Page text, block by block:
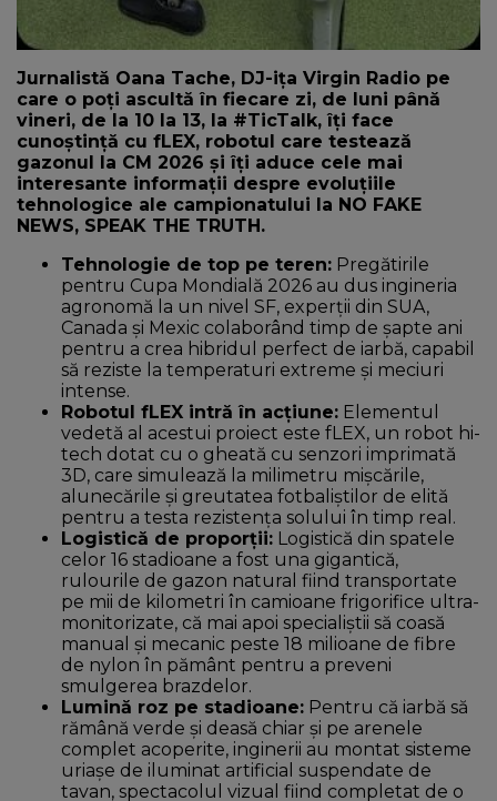
Jurnalistă Oana Tache, DJ-ița Virgin Radio pe
care o poți ascultă în fiecare zi, de luni până
vineri, de la 10 la 13, la #TicTalk, îți face
cunoștință cu fLEX, robotul care testează
gazonul la CM 2026 și îți aduce cele mai
interesante informații despre evoluțiile
tehnologice ale campionatului la NO FAKE
NEWS, SPEAK THE TRUTH.
Tehnologie de top pe teren: Pregătirile
pentru Cupa Mondială 2026 au dus ingineria
agronomă la un nivel SF, experții din SUA,
Canada și Mexic colaborând timp de șapte ani
pentru a crea hibridul perfect de iarbă, capabil
să reziste la temperaturi extreme și meciuri
intense.
Robotul fLEX intră în acțiune: Elementul
vedetă al acestui proiect este fLEX, un robot hi-
tech dotat cu o gheată cu senzori imprimată
3D, care simulează la milimetru mișcările,
alunecările și greutatea fotbaliștilor de elită
pentru a testa rezistența solului în timp real.
Logistică de proporții: Logistică din spatele
celor 16 stadioane a fost una gigantică,
rulourile de gazon natural fiind transportate
pe mii de kilometri în camioane frigorifice ultra-
monitorizate, că mai apoi specialiștii să coasă
manual și mecanic peste 18 milioane de fibre
de nylon în pământ pentru a preveni
smulgerea brazdelor.
Lumină roz pe stadioane: Pentru că iarbă să
rămână verde și deasă chiar și pe arenele
complet acoperite, inginerii au montat sisteme
uriașe de iluminat artificial suspendate de
tavan, spectacolul vizual fiind completat de o